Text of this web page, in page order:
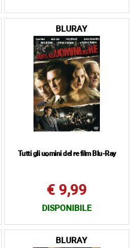
BLURAY
Tutti gli uomini del re film Blu-Ray
€ 9,99
DISPONIBILE
BLURAY